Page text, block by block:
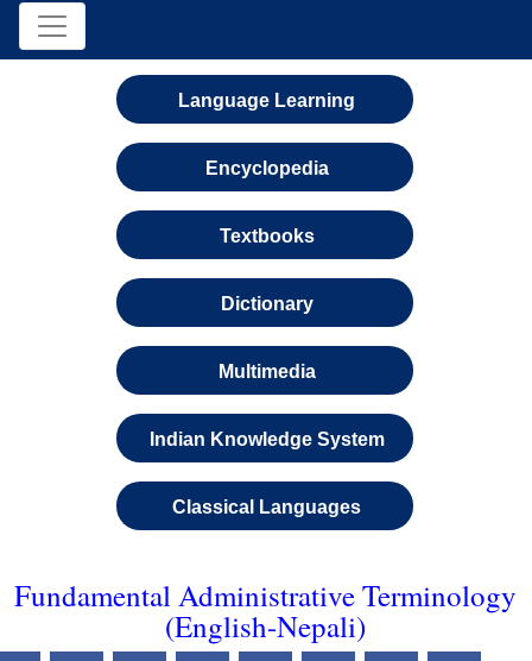
Language Learning
Encyclopedia
Textbooks
Dictionary
Multimedia
Indian Knowledge System
Classical Languages
Fundamental Administrative Terminology
(English-Nepali)